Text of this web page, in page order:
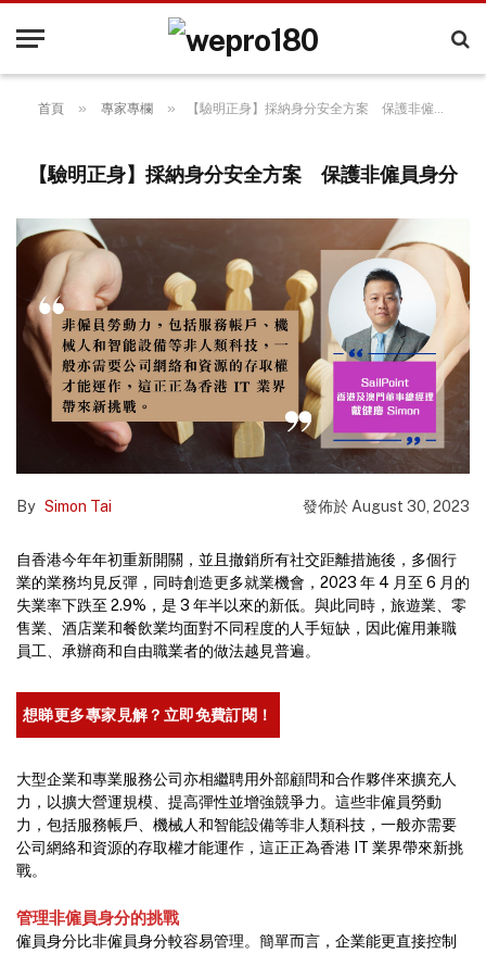
首頁 » 專家專欄 » 【驗明正身】採納身分安全方案 保護非僱員身分
【驗明正身】採納身分安全方案 保護非僱員身分
By Simon Tai 發佈於 August 30, 2023
自香港今年年初重新開關，並且撤銷所有社交距離措施後，多個行
業的業務均見反彈，同時創造更多就業機會，2023 年 4 月至 6 月的
失業率下跌至 2.9%，是 3 年半以來的新低。與此同時，旅遊業、零
售業、酒店業和餐飲業均面對不同程度的人手短缺，因此僱用兼職
員工、承辦商和自由職業者的做法越見普遍。
想睇更多專家見解？立即免費訂閱！
大型企業和專業服務公司亦相繼聘用外部顧問和合作夥伴來擴充人
力，以擴大營運規模、提高彈性並增強競爭力。這些非僱員勞動
力，包括服務帳戶、機械人和智能設備等非人類科技，一般亦需要
公司網絡和資源的存取權才能運作，這正正為香港 IT 業界帶來新挑
戰。
管理非僱員身分的挑戰
僱員身分比非僱員身分較容易管理。簡單而言，企業能更直接控制